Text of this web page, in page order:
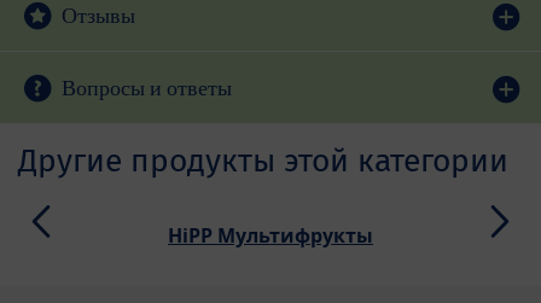
Отзывы
Вопросы и ответы
Другие продукты этой категории
HiPP Мультифрукты